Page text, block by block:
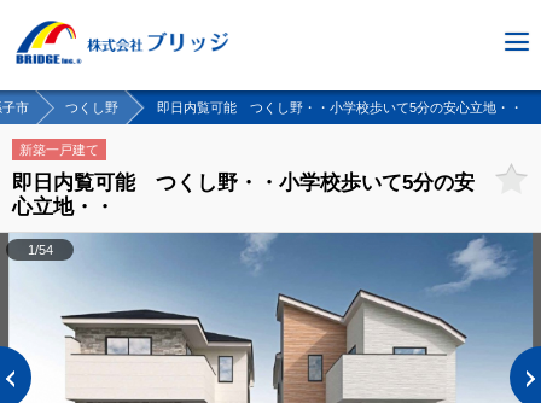
子市 つくし野 即日内覧可能 つくし野・・小学校歩いて5分の安心立地・・
新築一戸建て
即日内覧可能 つくし野・・小学校歩いて5分の安
心立地・・
1/54